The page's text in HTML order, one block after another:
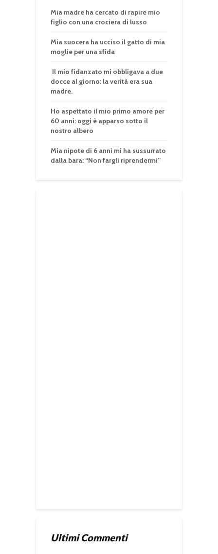
Mia madre ha cercato di rapire mio
figlio con una crociera di lusso
Mia suocera ha ucciso il gatto di mia
moglie per una sfida
Il mio fidanzato mi obbligava a due
docce al giorno: la verità era sua
madre.
Ho aspettato il mio primo amore per
60 anni: oggi è apparso sotto il
nostro albero
Mia nipote di 6 anni mi ha sussurrato
dalla bara: “Non fargli riprendermi”
Ultimi Commenti